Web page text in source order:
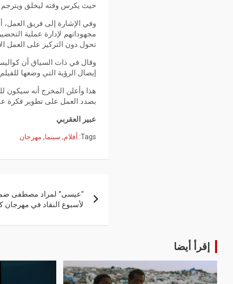
حيث يكرس وقته ليخلق ويترجم
وفي الإشارة إلى فريق العمل،
مجهوداتهم لإدارة عملية
تحول دون التركيز على العمل
وقال في ذات السياق أن
إيصال الرؤية التي وضعها
هذا وأعلن المخرج أنه سيكون
بصدد العمل على تطوير فكرة
عبير العقربي
Tags: أفلام, سينما, مهرجان
“عيسى” لمراد مصطفى ضمن
لأسبوع النقاد في مهرجان كان
إقرأ أيضا